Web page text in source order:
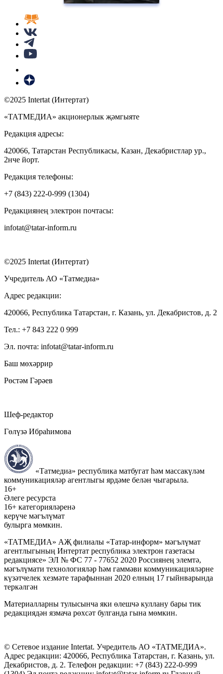
©2025 Intertat (Интертат)
«ТАТМЕДИА» акционерлык җәмгыяте
Редакция адресы:
420066, Татарстан Республикасы, Казан, Декабристлар ур.,
2нче йорт.
Редакция телефоны:
+7 (843) 222-0-999 (1304)
Редакциянең электрон почтасы:
infotat@tatar-inform.ru
©2025 Intertat (Интертат)
Учредитель АО «Татмедиа»
Адрес редакции:
420066, Республика Татарстан, г. Казань, ул. Декабристов, д. 2
Тел.: +7 843 222 0 999
Эл. почта: infotat@tatar-inform.ru
Баш мөхәррир
Рөстәм Гәрәев
Шеф-редактор
Гөлүзә Ибраһимова
«Татмедиа» республика матбугат һәм массакүләм
коммуникацияләр агентлыгы ярдәме белән чыгарыла.
16+
Әлеге ресурста
16+ категорияләренә
керүче мәгълүмат
булырга мөмкин.
«ТАТМЕДИА» АҖ филиалы «Татар-информ» мәгълүмат
агентлыгының Интертат республика электрон газетасы
редакциясе» ЭЛ № ФС 77 - 77652 2020 Россиянең элемтә,
мәгълүмати технологияләр һәм гаммәви коммуникацияләрне
күзәтчелек хезмәте тарафыннан 2020 елның 17 гыйнварында
теркәлгән
Материалларны тулысынча яки өлешчә куллану бары тик
редакциядән язмача рөхсәт булганда гына мөмкин.
© Сетевое издание Intertat. Учредитель АО «ТАТМЕДИА».
Адрес редакции: 420066, Республика Татарстан, г. Казань, ул.
Декабристов, д. 2. Телефон редакции: +7 (843) 222-0-999